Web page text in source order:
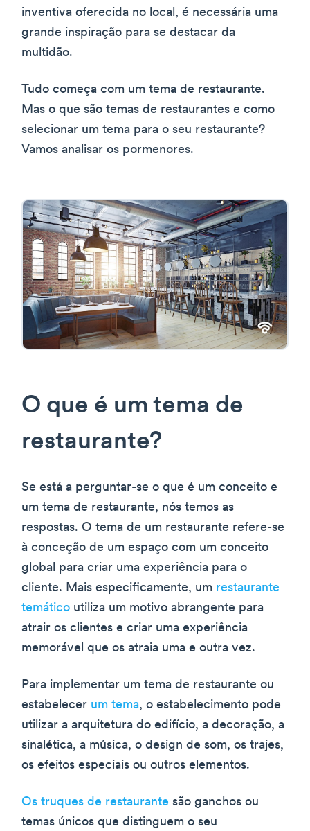
inventiva oferecida no local, é necessária uma
grande inspiração para se destacar da
multidão.
Tudo começa com um tema de restaurante.
Mas o que são temas de restaurantes e como
selecionar um tema para o seu restaurante?
Vamos analisar os pormenores.
O que é um tema de
restaurante?
Se está a perguntar-se o que é um conceito e
um tema de restaurante, nós temos as
respostas. O tema de um restaurante refere-se
à conceção de um espaço com um conceito
global para criar uma experiência para o
cliente. Mais especificamente, um restaurante
temático utiliza um motivo abrangente para
atrair os clientes e criar uma experiência
memorável que os atraia uma e outra vez.
Para implementar um tema de restaurante ou
estabelecer um tema, o estabelecimento pode
utilizar a arquitetura do edifício, a decoração, a
sinalética, a música, o design de som, os trajes,
os efeitos especiais ou outros elementos.
Os truques de restaurante são ganchos ou
temas únicos que distinguem o seu